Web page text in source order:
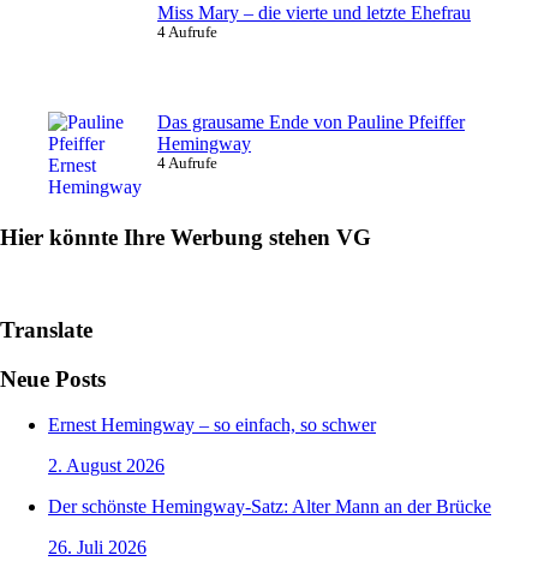
Miss Mary – die vierte und letzte Ehefrau
4 Aufrufe
Das grausame Ende von Pauline Pfeiffer
Hemingway
4 Aufrufe
Hier könnte Ihre Werbung stehen VG
Translate
Neue Posts
Ernest Hemingway – so einfach, so schwer
2. August 2026
Der schönste Hemingway-Satz: Alter Mann an der Brücke
26. Juli 2026